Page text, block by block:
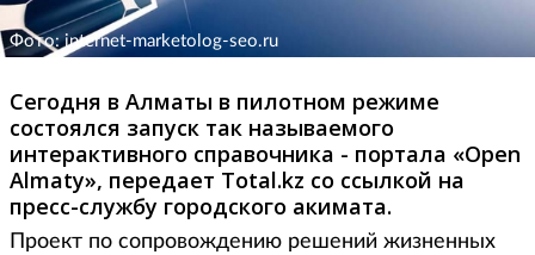
Фото: internet-marketolog-seo.ru
Сегодня в Алматы в пилотном режиме
состоялся запуск так называемого
интерактивного справочника - портала «Open
Almaty», передает Total.kz со ссылкой на
пресс-службу городского акимата.
Проект по сопровождению решений жизненных